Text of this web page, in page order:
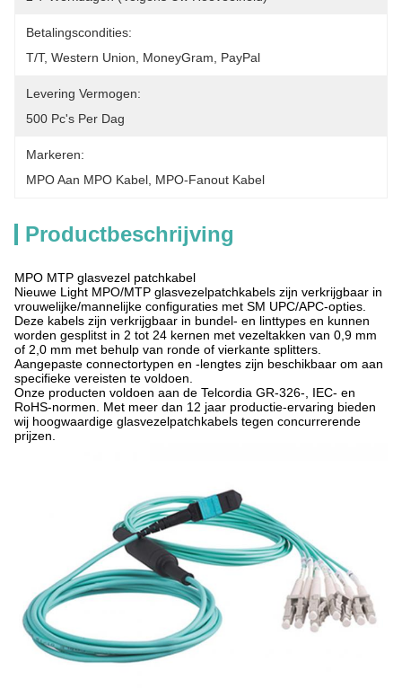
Betalingscondities:
T/T, Western Union, MoneyGram, PayPal
Levering Vermogen:
500 Pc's Per Dag
Markeren:
MPO Aan MPO Kabel MPO-Fanout Kabel
Productbeschrijving
MPO MTP glasvezel patchkabel
Nieuwe Light MPO/MTP glasvezelpatchkabels zijn verkrijgbaar in
vrouwelijke/mannelijke configuraties met SM UPC/APC-opties.
Deze kabels zijn verkrijgbaar in bundel- en linttypes en kunnen
worden gesplitst in 2 tot 24 kernen met vezeltakken van 0,9 mm
of 2,0 mm met behulp van ronde of vierkante splitters.
Aangepaste connectortypen en -lengtes zijn beschikbaar om aan
specifieke vereisten te voldoen.
Onze producten voldoen aan de Telcordia GR-326-, IEC- en
RoHS-normen. Met meer dan 12 jaar productie-ervaring bieden
wij hoogwaardige glasvezelpatchkabels tegen concurrerende
prijzen.